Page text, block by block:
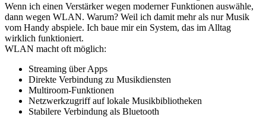
Wenn ich einen Verstärker wegen moderner Funktionen auswähle,
dann wegen WLAN. Warum? Weil ich damit mehr als nur Musik
vom Handy abspiele. Ich baue mir ein System, das im Alltag
wirklich funktioniert.
WLAN macht oft möglich:
Streaming über Apps
Direkte Verbindung zu Musikdiensten
Multiroom-Funktionen
Netzwerkzugriff auf lokale Musikbibliotheken
Stabilere Verbindung als Bluetooth